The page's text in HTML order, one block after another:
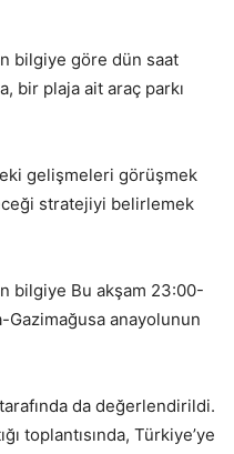
bilgiye göre dün saat
bir plaja ait araç parkı
gelişmeleri görüşmek
stratejiyi belirlemek
bilgiye Bu akşam 23:00-
Gazimağusa anayolunun
da değerlendirildi.
toplantısında, Türkiye’ye